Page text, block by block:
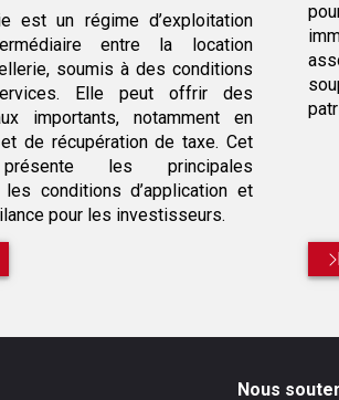
est un régime d’exploitation
entre la location
soumis à des conditions
Elle peut offrir des
importants, notamment en
de récupération de taxe. Cet
les principales
les conditions d’application et
pour les investisseurs.
Nous